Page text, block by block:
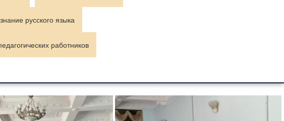
русского языка
работников